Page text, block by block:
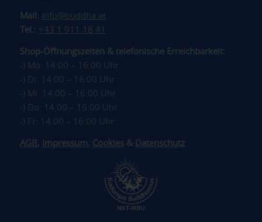
Mail: info@buddha.at
Tel.: +43 1 911 18 41
Shop-Öffnungszeiten & telefonische Erreichbarkeit:
-) Mo: 14:00 – 16:00 Uhr
-) Di: 14:00 – 16:00 Uhr
-) Mi: 14:00 – 16:00 Uhr
-) Do: 14:00 – 16:00 Uhr
-) Fr: 14:00 – 16:00 Uhr
AGB , Impressum, Cookies& Datenschutz